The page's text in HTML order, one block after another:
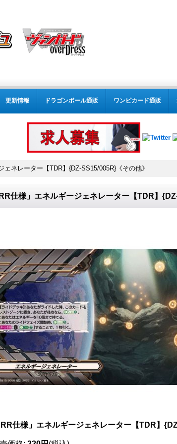
更新情報 ドラゴンボール通販 ワンピカード通販
ェネレーター【TDR】{DZ-SS15/005R}《その他》
仕様」エネルギージェネレーター【TDR】
仕様」エネルギージェネレーター【TDR】